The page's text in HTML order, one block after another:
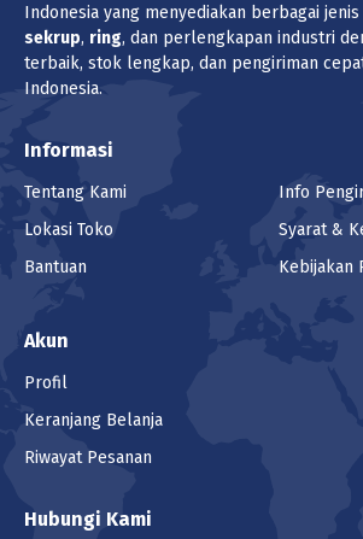
Indonesia yang menyediakan berbagai
sekrup, ring, dan perlengkapan industri
terbaik, stok lengkap, dan pengiriman
Indonesia.
Informasi
Tentang Kami
Lokasi Toko
Bantuan
Info
Syarat &
Kebijakan
Akun
Profil
Keranjang Belanja
Riwayat Pesanan
Hubungi Kami